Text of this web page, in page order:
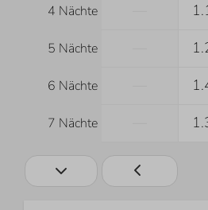
4 Nächte
5 Nächte
6 Nächte
7 Nächte